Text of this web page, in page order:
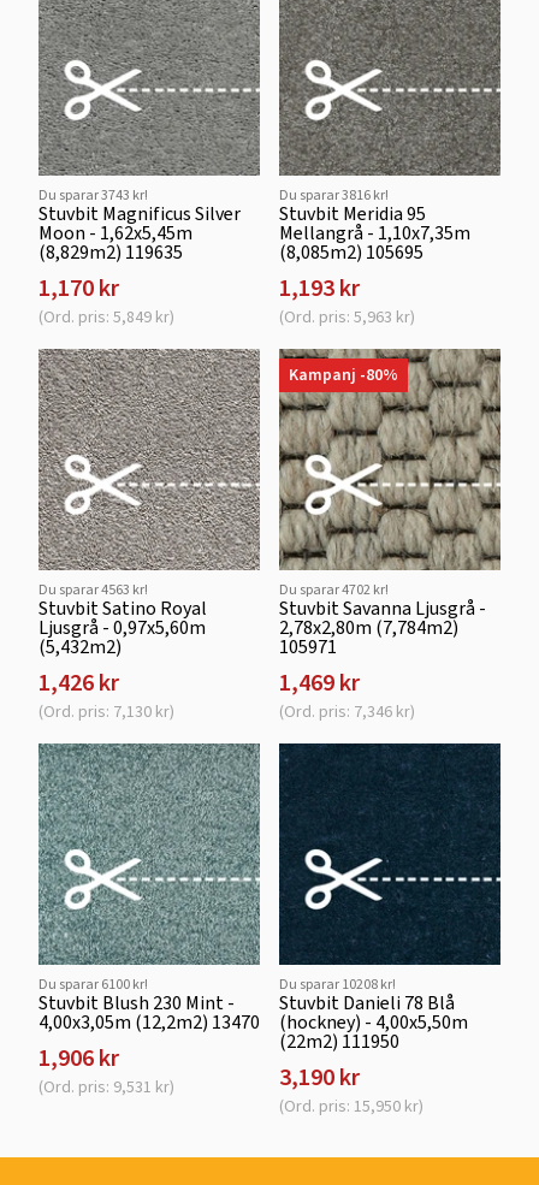
Du sparar 3743 kr!
Stuvbit Magnificus Silver
Moon - 1,62x5,45m
(8,829m2) 119635
1,170 kr
(Ord. pris: 5,849 kr)
Du sparar 3816 kr!
Stuvbit Meridia 95
Mellangrå - 1,10x7,35m
(8,085m2) 105695
1,193 kr
(Ord. pris: 5,963 kr)
Du sparar 4563 kr!
Stuvbit Satino Royal
Ljusgrå - 0,97x5,60m
(5,432m2)
1,426 kr
(Ord. pris: 7,130 kr)
Kampanj -80%
Du sparar 4702 kr!
Stuvbit Savanna Ljusgrå -
2,78x2,80m (7,784m2)
105971
1,469 kr
(Ord. pris: 7,346 kr)
Du sparar 6100 kr!
Stuvbit Blush 230 Mint -
4,00x3,05m (12,2m2) 13470
1,906 kr
(Ord. pris: 9,531 kr)
Du sparar 10208 kr!
Stuvbit Danieli 78 Blå
(hockney) - 4,00x5,50m
(22m2) 111950
3,190 kr
(Ord. pris: 15,950 kr)